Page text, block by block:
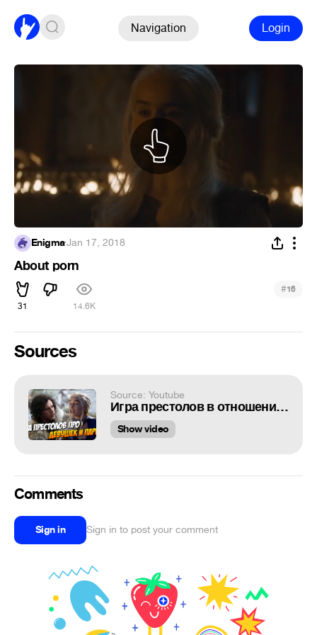
Navigation Login
Enigma·Jan 17, 2018
About porn
31 14.6K
#16
Sources
Source: Youtube
Игра престолов в отношениях (Переозвучка)
Show video
Comments
Sign in Sign in to post your comment